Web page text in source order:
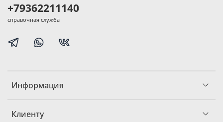
Информация
Клиенту
+79362211140
справочная служба